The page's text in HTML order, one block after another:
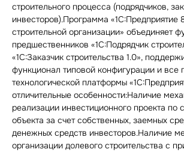
строительного процесса (подрядчиков,
инвесторов).Программа «1С:Предприятие
строительной организации» объединяет
предшественников «1С:Подрядчик
«1С:Заказчик строительства 1.0»,
функционал типовой конфигурации и все
технологической платформы
отличительные особенности:Наличие
реализации инвестиционного проекта по
объекта за счет собственных, заемных
денежных средств инвесторов.Наличие
организации долевого строительства с